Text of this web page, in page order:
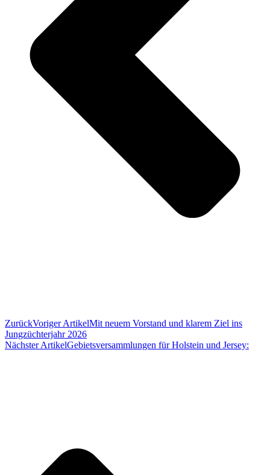
ZurückVoriger ArtikelMit neuem Vorstand und klarem Ziel ins
Jungzüchterjahr 2026
Nächster ArtikelGebietsversammlungen für Holstein und Jersey: